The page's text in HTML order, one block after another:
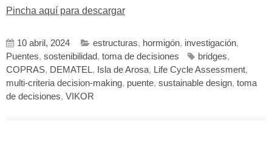
Pincha aquí para descargar
10 abril, 2024 estructuras, hormigón, investigación,
Puentes, sostenibilidad, toma de decisiones bridges,
COPRAS, DEMATEL, Isla de Arosa, Life Cycle Assessment,
multi-criteria decision-making, puente, sustainable design, toma
de decisiones, VIKOR